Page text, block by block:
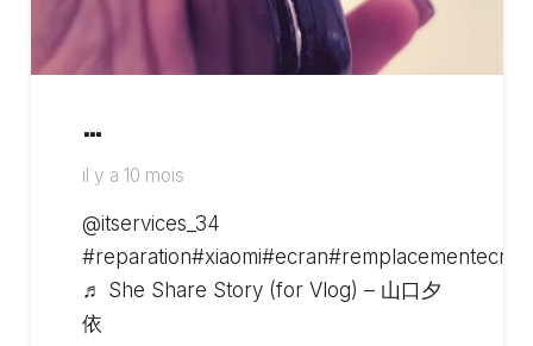
…
il y a 10 mois
@itservices_34
♬ She Share Story (for Vlog) – 山口夕
依